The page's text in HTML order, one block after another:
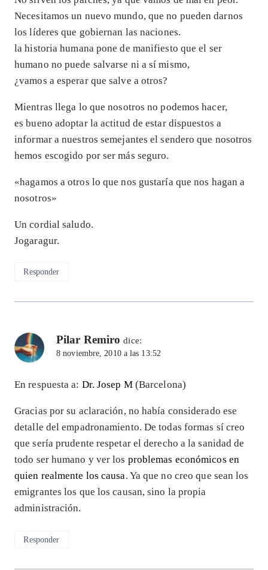
Necesitamos un nuevo mundo, que no pueden darnos
los líderes que gobiernan las naciones.
la historia humana pone de manifiesto que el ser
humano no puede salvarse ni a sí mismo,
¿vamos a esperar que salve a otros?
Mientras llega lo que nosotros no podemos hacer,
es bueno adoptar la actitud de estar dispuestos a
informar a nuestros semejantes el sendero que nosotros
hemos escogido por ser más seguro.
«hagamos a otros lo que nos gustaría que nos hagan a
nosotros»
Un cordial saludo.
Jogaragur.
Responder
Pilar Remiro dice:
8 noviembre, 2010 a las 13:52
En respuesta a: Dr. Josep M (Barcelona)
Gracias por su aclaración, no había considerado ese
detalle del empadronamiento. De todas formas sí creo
que sería prudente respetar el derecho a la sanidad de
todo ser humano y ver los problemas económicos en
quien realmente los causa. Ya que no creo que sean los
emigrantes los que los causan, sino la propia
administración.
Responder